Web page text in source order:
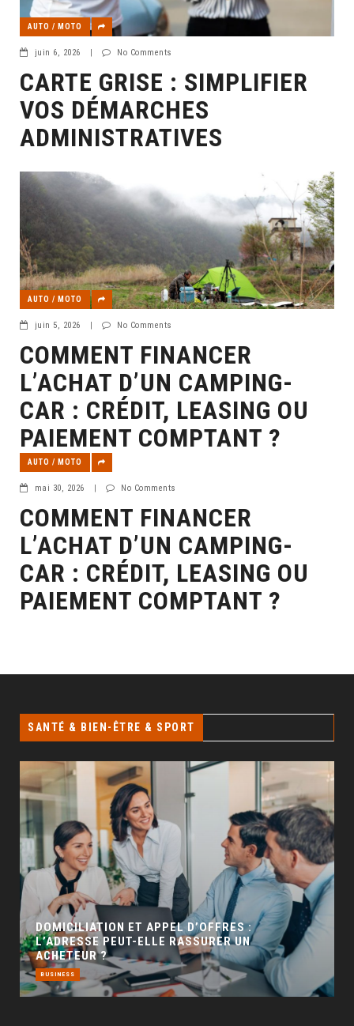
AUTO / MOTO
juin 6, 2026 | No Comments
CARTE GRISE : SIMPLIFIER
VOS DÉMARCHES
ADMINISTRATIVES
AUTO / MOTO
juin 5, 2026 | No Comments
COMMENT FINANCER
L’ACHAT D’UN CAMPING-
CAR : CRÉDIT, LEASING OU
PAIEMENT COMPTANT ?
AUTO / MOTO
mai 30, 2026 | No Comments
COMMENT FINANCER
L’ACHAT D’UN CAMPING-
CAR : CRÉDIT, LEASING OU
PAIEMENT COMPTANT ?
SANTÉ & BIEN-ÊTRE & SPORT
GÉO SEO : UN LEVIER INCONTOURNABLE POUR
LA VISIBILITÉ LOCALE
BUSINESS